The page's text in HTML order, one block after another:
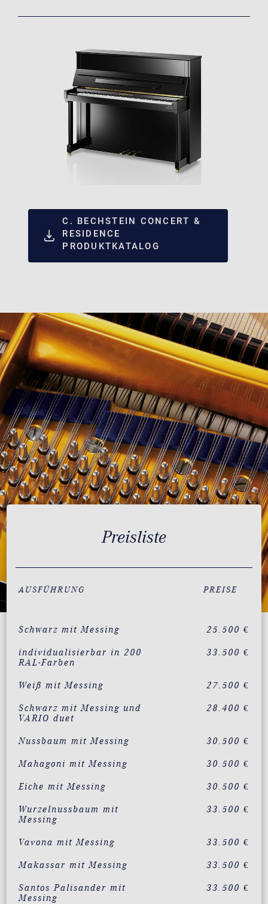
C. BECHSTEIN CONCERT &
RESIDENCE
PRODUKTKATALOG
Preisliste
AUSFÜHRUNG PREISE
Schwarz mit Messing 25.500 €
individualisierbar in 200
RAL-Farben
33.500 €
Weiß mit Messing 27.500 €
Schwarz mit Messing und
VARIO duet
28.400 €
Nussbaum mit Messing 30.500 €
Mahagoni mit Messing 30.500 €
Eiche mit Messing 30.500 €
Wurzelnussbaum mit
Messing
33.500 €
Vavona mit Messing 33.500 €
Makassar mit Messing 33.500 €
Santos Palisander mit
Messing
33.500 €